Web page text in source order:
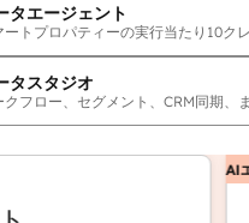
タエージェント
ートプロパティーの実行当たり 10ク
タスタジオ
クフロー、セグメント、CRM同期、
AIエージ